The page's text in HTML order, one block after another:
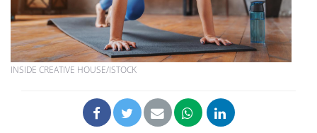
INSIDE CREATIVE HOUSE/ISTOCK